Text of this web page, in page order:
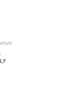
,7